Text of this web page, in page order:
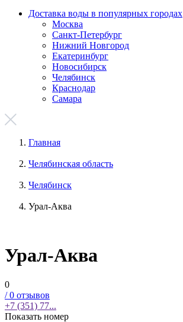
Доставка воды в популярных городах
Москва
Санкт-Петербург
Нижний Новгород
Екатеринбург
Новосибирск
Челябинск
Краснодар
Самара
Главная
Челябинская область
Челябинск
Урал-Аква
Урал-Аква
0
/0 отзывов
+7 (351) 77...
Показать номер